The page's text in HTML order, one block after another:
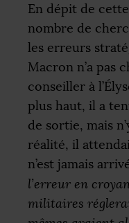
En dépit de
nombre de
les erreurs
Macron n’a pas
conseiller à
plus haut, il a
de sortie, mais
réalité, il
n’est jamais
l’erreur en
militaires